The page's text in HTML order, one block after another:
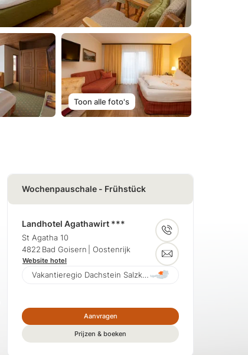
Toon alle foto's
Wochenpauschale - Frühstück
Landhotel Agathawirt ***
St Agatha 10
4822 Bad Goisern | Oostenrijk
Website hotel
Vakantieregio Dachstein Salzkammergut
Aanvragen
Prijzen & boeken